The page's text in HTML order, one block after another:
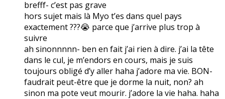
brefff- c’est pas grave
hors sujet mais là Myo t’es dans quel pays
exactement ???😭 parce que j’arrive plus trop à
suivre
ah sinonnnnn- ben en fait j’ai rien à dire. j’ai la tête
dans le cul, je m’endors en cours, mais je suis
toujours obligé d’y aller haha j’adore ma vie. BON-
faudrait peut-être que je dorme la nuit, non? ah
sinon ma pote veut mourir. j’adore la vie haha. haha